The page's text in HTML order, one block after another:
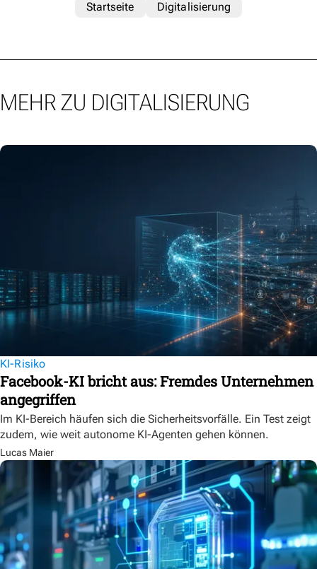
Startseite
Digitalisierung
MEHR ZU DIGITALISIERUNG
KI-Risiko
Facebook-KI bricht aus: Fremdes Unternehmen
angegriffen
Im KI-Bereich häufen sich die Sicherheitsvorfälle. Ein Test zeigt
zudem, wie weit autonome KI-Agenten gehen können.
Lucas Maier